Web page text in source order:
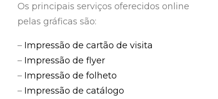
Os principais serviços oferecidos online
pelas gráficas são:
– Impressão de cartão de visita
– Impressão de flyer
– Impressão de folheto
– Impressão de catálogo